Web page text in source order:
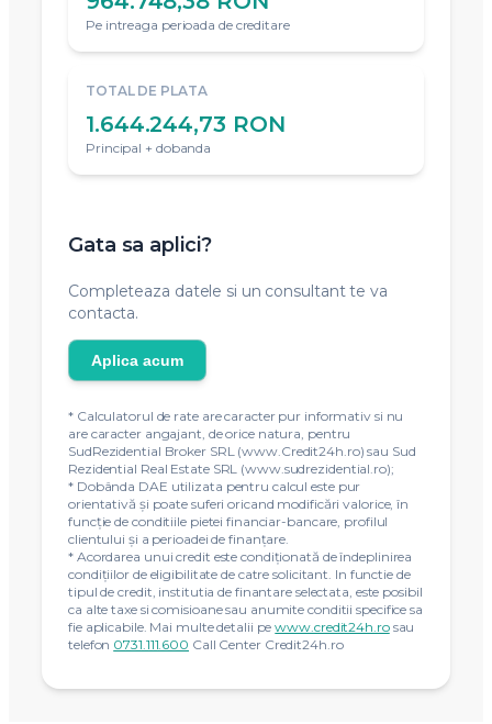
Pe intreaga perioada de creditare
TOTAL DE PLATA
1.644.244,73 RON
Principal + dobanda
Gata sa aplici?
Completeaza datele si un consultant te va
contacta.
Aplica acum
* Calculatorul de rate are caracter pur informativ si nu
are caracter angajant, de orice natura, pentru
SudRezidential Broker SRL (www.Credit24h.ro) sau Sud
Rezidential Real Estate SRL (www.sudrezidential.ro);
* Dobânda DAE utilizata pentru calcul este pur
orientativă și poate suferi oricand modificări valorice, în
funcție de conditiile pietei financiar-bancare, profilul
clientului și a perioadei de finanțare.
* Acordarea unui credit este condiţionată de îndeplinirea
condiţiilor de eligibilitate de catre solicitant. In functie de
tipul de credit, institutia de finantare selectata, este posibil
ca alte taxe si comisioane sau anumite conditii specifice sa
fie aplicabile. Mai multe detalii pewww.credit24h.rosau
telefon 0731.111.600 Call Center Credit24h.ro